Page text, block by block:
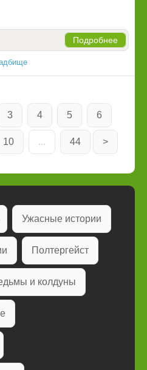
Подробнее
3 4 5 6
10 ... 44 >
Ужасные истории
Полтергейст
и колдуны